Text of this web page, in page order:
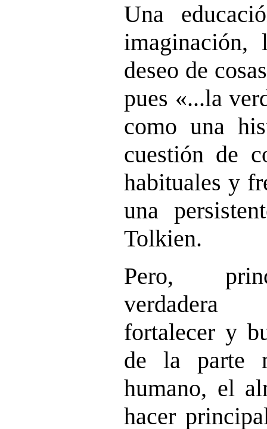
Una
deseo de
pues «...la
como una
cuestión de
habituales y
una
Tolkien.
Pero,
verdadera
fortalecer y
de la parte
humano, el
hacer